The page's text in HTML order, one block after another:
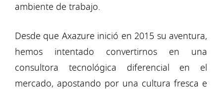
ambiente de trabajo.
Desde que Axazure inició en 2015 su aventura,
hemos intentado convertirnos en una
consultora tecnológica diferencial en el
mercado, apostando por una cultura fresca e